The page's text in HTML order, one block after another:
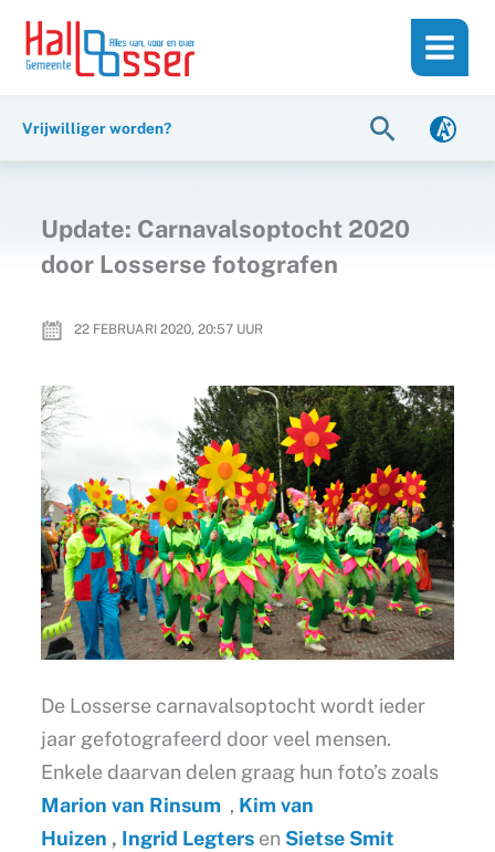
inhoud
naar
Vrijwilliger worden? Zoeken
Update: Carnavalsoptocht 2020
door Losserse fotografen
22 FEBRUARI 2020, 20:57UUR
De Losserse carnavalsoptocht wordt ieder
jaar gefotografeerd door veel mensen.
Enkele daarvan delen graag hun foto’s zoals
Marion van Rinsum , Kim van
Huizen , Ingrid Legters en Sietse Smit